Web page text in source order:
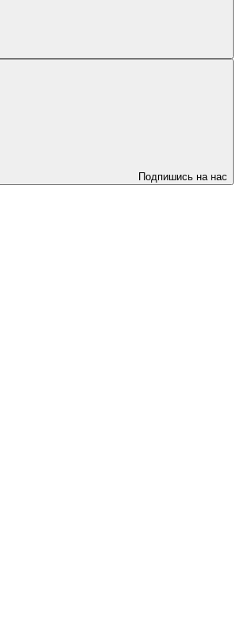
Подпишись на нас